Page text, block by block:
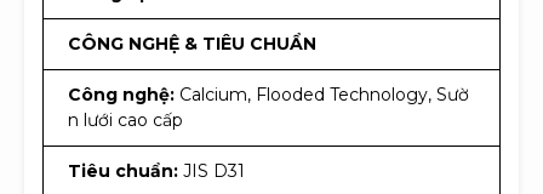
CÔNG NGHỆ & TIÊU CHUẨN
Công nghệ: Calcium, Flooded Technology, Sườ
n lưới cao cấp
Tiêu chuẩn: JIS D31